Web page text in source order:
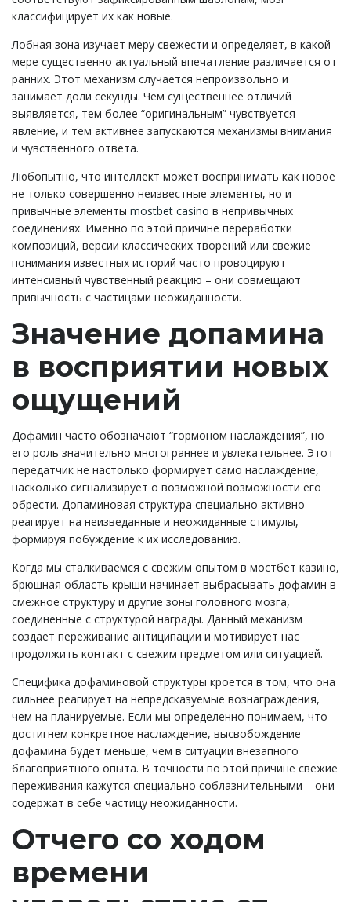
классифицирует их как новые.
Лобная зона изучает меру свежести и определяет, в какой
мере существенно актуальный впечатление различается от
ранних. Этот механизм случается непроизвольно и
занимает доли секунды. Чем существеннее отличий
выявляется, тем более “оригинальным” чувствуется
явление, и тем активнее запускаются механизмы внимания
и чувственного ответа.
Любопытно, что интеллект может воспринимать как новое
не только совершенно неизвестные элементы, но и
привычные элементы mostbet casino в непривычных
соединениях. Именно по этой причине переработки
композиций, версии классических творений или свежие
понимания известных историй часто провоцируют
интенсивный чувственный реакцию – они совмещают
привычность с частицами неожиданности.
Значение допамина
в восприятии новых
ощущений
Дофамин часто обозначают “гормоном наслаждения”, но
его роль значительно многограннее и увлекательнее. Этот
передатчик не настолько формирует само наслаждение,
насколько сигнализирует о возможной возможности его
обрести. Допаминовая структура специально активно
реагирует на неизведанные и неожиданные стимулы,
формируя побуждение к их исследованию.
Когда мы сталкиваемся с свежим опытом в мостбет казино,
брюшная область крыши начинает выбрасывать дофамин в
смежное структуру и другие зоны головного мозга,
соединенные с структурой награды. Данный механизм
создает переживание антиципации и мотивирует нас
продолжить контакт с свежим предметом или ситуацией.
Специфика дофаминовой структуры кроется в том, что она
сильнее реагирует на непредсказуемые вознаграждения,
чем на планируемые. Если мы определенно понимаем, что
достигнем конкретное наслаждение, высвобождение
дофамина будет меньше, чем в ситуации внезапного
благоприятного опыта. В точности по этой причине свежие
переживания кажутся специально соблазнительными – они
содержат в себе частицу неожиданности.
Отчего со ходом
времени